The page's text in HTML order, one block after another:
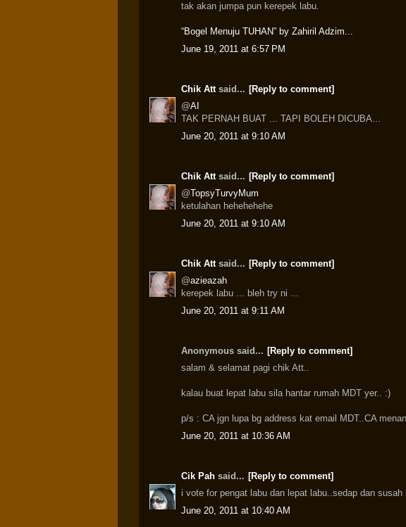
tak akan jumpa pun kerepek labu.
“Bogel Menuju TUHAN” by Zahiril Adzim...
June 19, 2011 at 6:57 PM
Chik Att said... [Reply to comment]
@AI
TAK PERNAH BUAT ... TAPI BOLEH DICUBA...
June 20, 2011 at 9:10 AM
Chik Att said... [Reply to comment]
@TopsyTurvyMum
ketulahan hehehehehe
June 20, 2011 at 9:10 AM
Chik Att said... [Reply to comment]
@azieazah
kerepek labu ... bleh try ni ...
June 20, 2011 at 9:11 AM
Anonymous said... [Reply to comment]
salam & selamat pagi chik Att..
kalau buat lepat labu sila hantar rumah MDT yer.. :)
p/s : CA jgn lupa bg address kat email MDT..CA
June 20, 2011 at 10:36 AM
Cik Pah said... [Reply to comment]
i vote for pengat labu dan lepat labu..sedap dan susah
June 20, 2011 at 10:40 AM